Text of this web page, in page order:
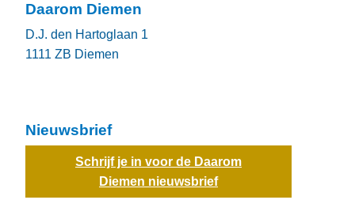
Daarom Diemen
D.J. den Hartoglaan 1
1111 ZB Diemen
Nieuwsbrief
Schrijf je in voor de Daarom
Diemen nieuwsbrief